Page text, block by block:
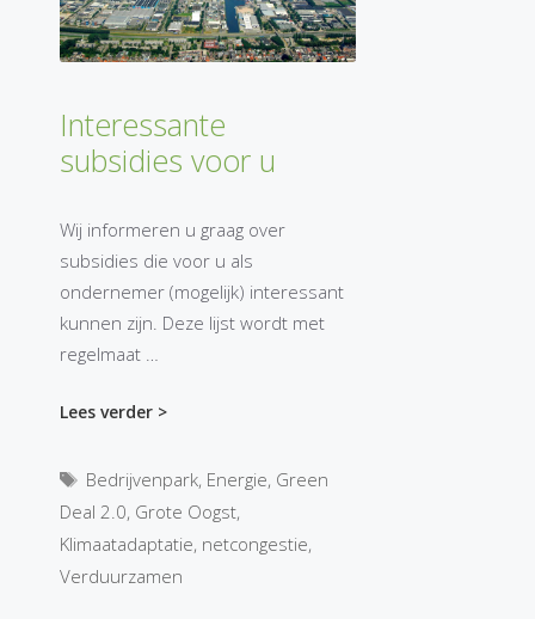
Interessante
subsidies voor u
Wij informeren u graag over
subsidies die voor u als
ondernemer (mogelijk) interessant
kunnen zijn. Deze lijst wordt met
regelmaat …
Lees verder >
Tags
Bedrijvenpark, Energie, Green
Deal 2.0, Grote Oogst,
Klimaatadaptatie, netcongestie,
Verduurzamen